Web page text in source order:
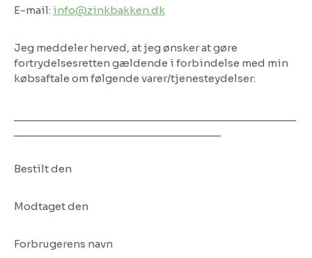
E-mail: info@zinkbakken.dk
Jeg meddeler herved, at jeg ønsker at gøre
fortrydelsesretten gældende i forbindelse med min
købsaftale om følgende varer/tjenesteydelser:
Bestilt den
Modtaget den
Forbrugerens navn